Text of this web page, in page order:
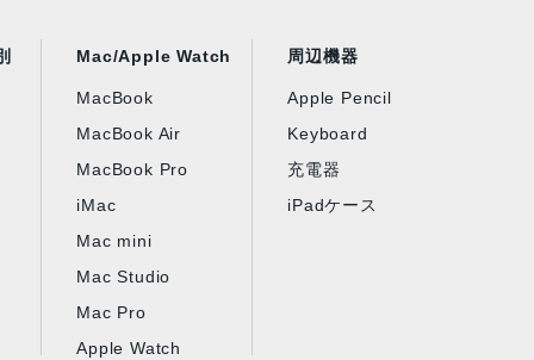
Mac/Apple Watch
MacBook
MacBook Air
MacBook Pro
iMac
Mac mini
Mac Studio
Mac Pro
Apple Watch
周辺機器
Apple Pencil
Keyboard
充電器
iPadケース